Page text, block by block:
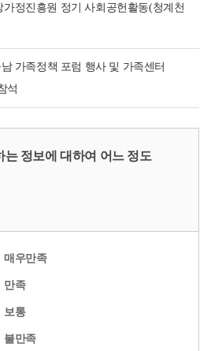
가정진흥원 정기 사회공헌활동(청계천
남 가족정책 포럼 행사 및 가족센터
석
는 정보에 대하여 어느 정도
매우만족
만족
보통
불만족